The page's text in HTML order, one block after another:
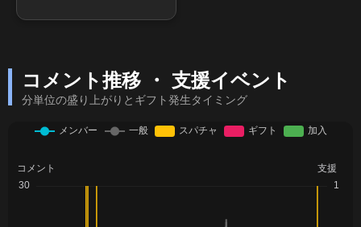
コメント推移 ・ 支援イベント
分単位の盛り上がりとギフト発生タイミング